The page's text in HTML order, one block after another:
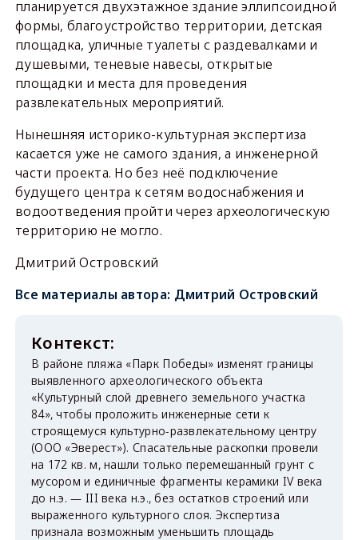
планируется двухэтажное здание эллипсоидной
формы, благоустройство территории, детская
площадка, уличные туалеты с раздевалками и
душевыми, теневые навесы, открытые
площадки и места для проведения
развлекательных мероприятий.
Нынешняя историко-культурная экспертиза
касается уже не самого здания, а инженерной
части проекта. Но без неё подключение
будущего центра к сетям водоснабжения и
водоотведения пройти через археологическую
территорию не могло.
Дмитрий Островский
Все материалы автора: Дмитрий Островский
В районе пляжа «Парк Победы» изменят границы
выявленного археологического объекта
«Культурный слой древнего земельного участка
84», чтобы проложить инженерные сети к
строящемуся культурно-развлекательному центру
(ООО «Эверест»). Спасательные раскопки провели
на 172 кв. м, нашли только перемешанный грунт с
мусором и единичные фрагменты керамики IV века
до н.э. — III века н.э., без остатков строений или
выраженного культурного слоя. Экспертиза
признала возможным уменьшить площадь